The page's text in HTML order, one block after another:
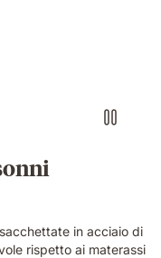
in acciaio di
rispetto ai materassi